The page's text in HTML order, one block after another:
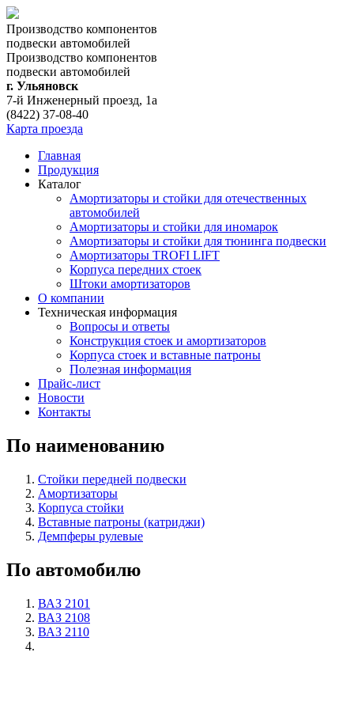
Производство компонентов
подвески автомобилей
Производство компонентов
подвески автомобилей
г. Ульяновск
7-й Инженерный проезд, 1а
(8422) 37-08-40
Карта проезда
Главная
Продукция
Каталог
Амортизаторы и стойки для отечественных
автомобилей
Амортизаторы и стойки для иномарок
Амортизаторы и стойки для тюнинга подвeски
Амортизаторы TROFI LIFT
Корпуса передних стоек
Штоки амортизаторов
О компании
Техническая информация
Вопросы и ответы
Конструкция стоек и амортизаторов
Корпуса стоек и вставные патроны
Полезная информация
Прайс-лист
Новости
Контакты
По наименованию
Стойки передней подвески
Амортизаторы
Корпуса стойки
Вставные патроны (катриджи)
Демпферы рулевые
По автомобилю
ВАЗ 2101
ВАЗ 2108
ВАЗ 2110